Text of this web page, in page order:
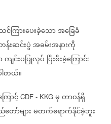
ကြားပေးခဲ့သောအခြေခံ
းဆင်းပွဲအခမ်းအနားကို
ကျင်းပပြုလုပ် ပြီးစီးခဲ့ကြောင်း
တယ်။
ောင့် CDF - KKG မှတာဝန်ရှိ
ာ်များမတက်ရောက်နိုင်ခဲ့ဘူး